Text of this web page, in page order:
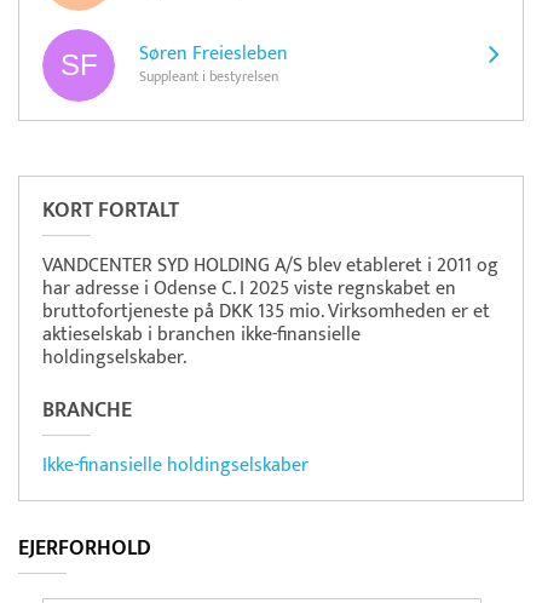
Søren Freiesleben
Suppleant i bestyrelsen
KORT FORTALT
VANDCENTER SYD HOLDING A/S blev etableret i 2011 og
har adresse i Odense C. I 2025 viste regnskabet en
bruttofortjeneste på DKK 135 mio. Virksomheden er et
aktieselskab i branchen ikke-finansielle
holdingselskaber.
BRANCHE
Ikke-finansielle holdingselskaber
EJERFORHOLD